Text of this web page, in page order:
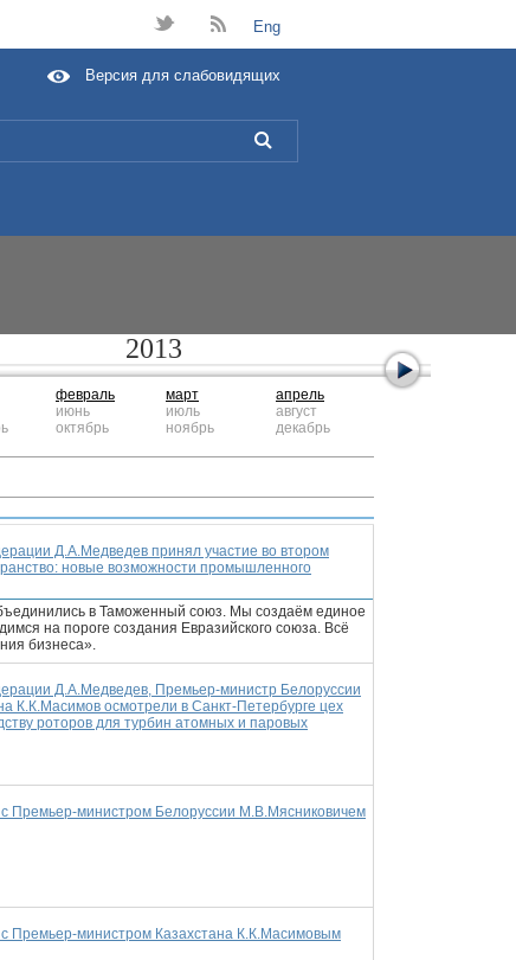
t B Eng
L
Версия для слабовидящих
2013
февраль
июнь
октябрь
март
июль
ноябрь
апрель
август
декабрь
Д.А.Медведев принял участие во втором
новые возможности промышленного
в Таможенный союз. Мы создаём единое
на пороге создания Евразийского союза. Всё
бизнеса».
Д.А.Медведев, Премьер-министр Белоруссии
К.К.Масимов осмотрели в Санкт-Петербурге цех
роторов для турбин атомных и паровых
Премьер-министром Белоруссии М.В.Мясниковичем
Премьер-министром Казахстана К.К.Масимовым